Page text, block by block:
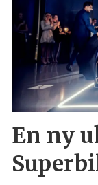
En ny